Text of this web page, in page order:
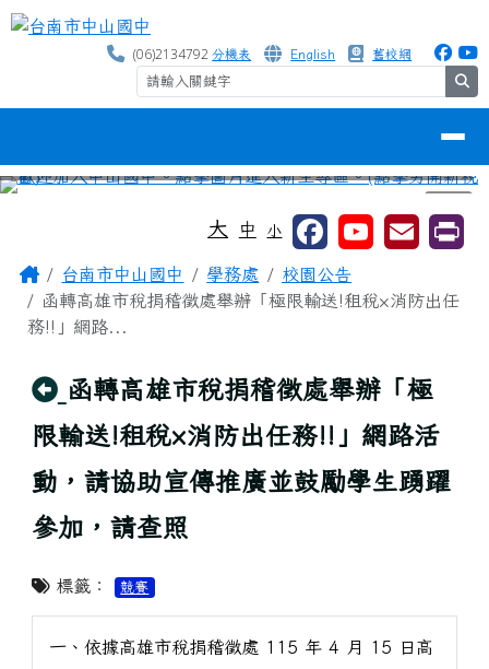
跳至主內容區
台南市中山國中
(06)2134792分機表 English 舊校網
⏸
大 中 小
主內容區域
Home台南市中山國中 學務處
校園公告
函轉高雄市稅捐稽徵處舉辦「極限輸送!租稅×消防出任
務!!」網路...
回上頁
函轉高雄市稅捐稽徵處舉辦「極
限輸送!租稅×消防出任務!!」網路活
動，請協助宣傳推廣並鼓勵學生踴躍
參加，請查照
標籤： 競賽
一、依據高雄市稅捐稽徵處 115 年 4 月 15 日高
頁尾區域